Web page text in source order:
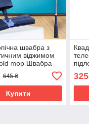
швабра з
віджимом
mop Швабра
645 ₴
Купити
325